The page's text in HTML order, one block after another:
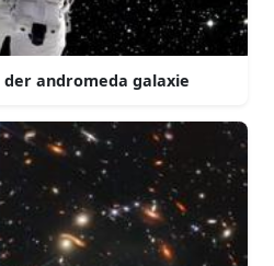
der andromeda galaxie